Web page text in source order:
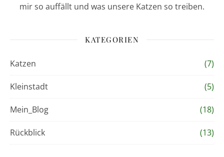
mir so auffällt und was unsere Katzen so treiben.
KATEGORIEN
Katzen (7)
Kleinstadt (5)
Mein_Blog (18)
Rückblick (13)